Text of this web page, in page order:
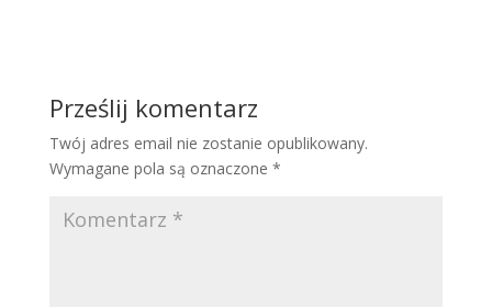
Prześlij komentarz
Twój adres email nie zostanie opublikowany.
Wymagane pola są oznaczone *